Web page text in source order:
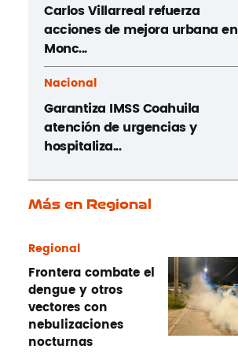
Carlos Villarreal refuerza
acciones de mejora urbana en
Monc...
Nacional
Garantiza IMSS Coahuila
atención de urgencias y
hospitaliza...
Más en Regional
Regional
Frontera combate el
dengue y otros
vectores con
nebulizaciones
nocturnas